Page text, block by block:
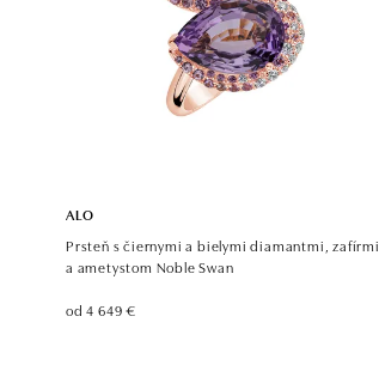
ALO
Prsteň s čiernymi a bielymi diamantmi, zafírmi
a ametystom Noble Swan
od 4 649 €